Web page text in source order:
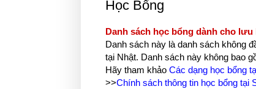
Học Bổng
Danh sách học bổng dành cho
Danh sách này là danh sách không
tại Nhật. Danh sách này không bao
Hãy tham khảo Các dạng học bổng
>>Chính sách thông tin học bổng tại